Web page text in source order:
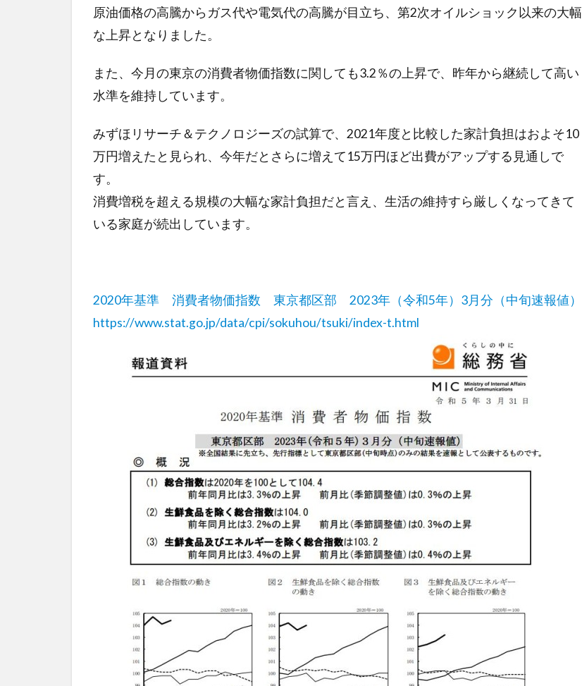
原油価格の高騰からガス代や電気代の高騰が目立ち、第2次オイルショック以来の大幅
な上昇となりました。
また、今月の東京の消費者物価指数に関しても3.2％の上昇で、昨年から継続して高い
水準を維持しています。
みずほリサーチ＆テクノロジーズの試算で、2021年度と比較した家計負担はおよそ10
万円増えたと見られ、今年だとさらに増えて15万円ほど出費がアップする見通しで
す。
消費増税を超える規模の大幅な家計負担だと言え、生活の維持すら厳しくなってきて
いる家庭が続出しています。
2020年基準 消費者物価指数 東京都区部 2023年（令和5年）3月分（中旬速報値）
https://www.stat.go.jp/data/cpi/sokuhou/tsuki/index-t.html